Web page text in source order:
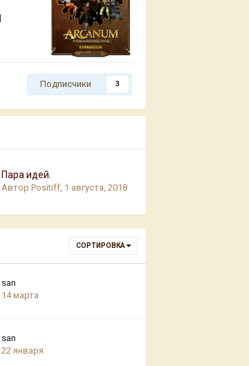
Подписчики 3
Пара идей.
АвторPositiff 1 августа, 2018
СОРТИРОВКА
san
14 марта
san
22 января